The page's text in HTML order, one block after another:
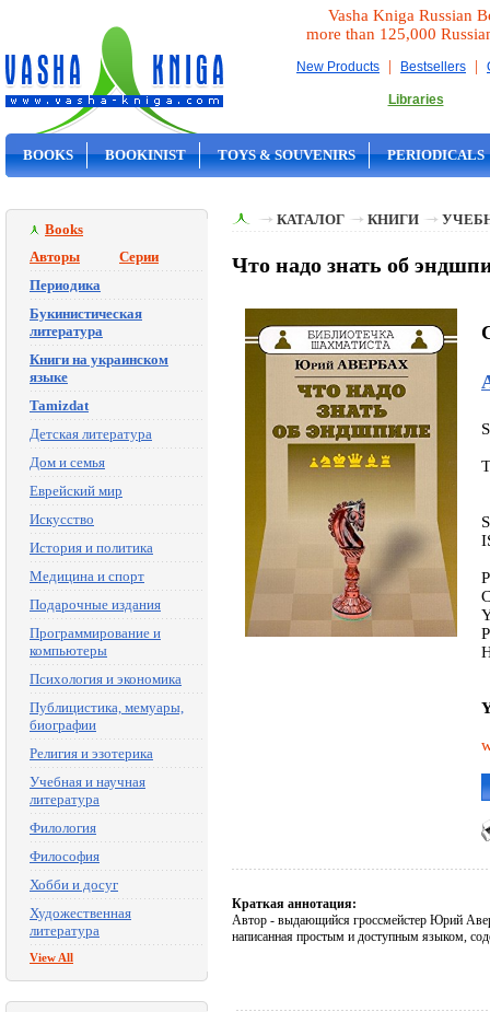
Vasha Kniga Russian
more than 125,000
New Products | Bestsellers |
Libraries
BOOKS BOOKINIST TOYS & SOUVENIRS PERIODICALS
Books
Авторы
Серии
Периодика
Букинистическая
литература
Книги на украинском
языке
Tamizdat
Детская литература
Дом и семья
Еврейский мир
Искусство
История и политика
Медицина и спорт
Подарочные издания
Программирование и
компьютеры
Психология и экономика
Публицистика, мемуары,
биографии
Религия и эзотерика
Учебная и научная
литература
Филология
Философия
Хобби и досуг
Художественная
литература
View All
КАТАЛОГ КНИГИ
Что надо знать об
Краткая аннотация:
Автор - выдающийся гроссмейстер Юрий
написанная простым и доступным языком,